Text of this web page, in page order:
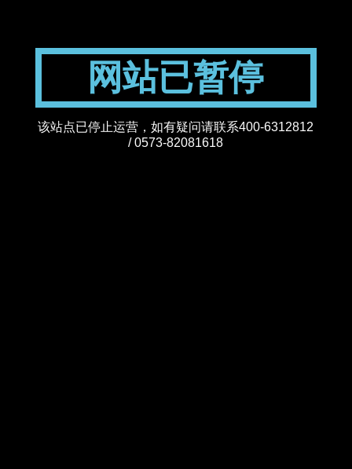
网站已暂停
该站点已停止运营，如有疑问请联系400-6312812
/ 0573-82081618